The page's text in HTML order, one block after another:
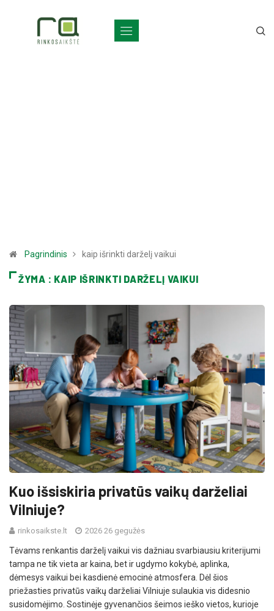
Pagrindinis kaip išrinkti darželį vaikui
ŽYMA : KAIP IŠRINKTI DARŽELĮ VAIKUI
Kuo išsiskiria privatūs vaikų darželiai
Vilniuje?
rinkosaikste.lt 2026 26 gegužės
Tėvams renkantis darželį vaikui vis dažniau svarbiausiu kriterijumi
tampa ne tik vieta ar kaina, bet ir ugdymo kokybė, aplinka,
dėmesys vaikui bei kasdienė emocinė atmosfera. Dėl šios
priežasties privatūs vaikų darželiai Vilniuje sulaukia vis didesnio
susidomėjimo. Sostinėje gyvenančios šeimos ieško vietos, kurioje